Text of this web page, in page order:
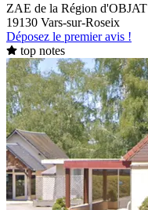
ZAE de la Région d'OBJAT
19130 Vars-sur-Roseix
Déposez le premier avis !
top notes